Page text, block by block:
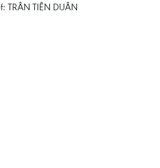
TRÂN TIÊN DUÂN